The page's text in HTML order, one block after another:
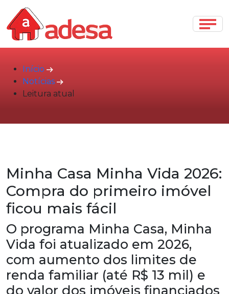
Início
Notícias
Leitura atual
Minha Casa Minha Vida 2026:
Compra do primeiro imóvel
ficou mais fácil
O programa Minha Casa, Minha
Vida foi atualizado em 2026,
com aumento dos limites de
renda familiar (até R$ 13 mil) e
do valor dos imóveis financiados